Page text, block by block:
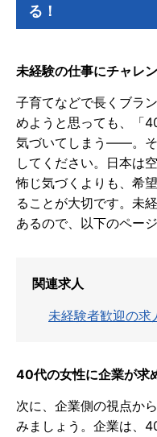
る！
未経験の仕事にチャレ
子育てなどで長くブラ
めようと思っても、「
気づいてしまう――。そ
してください。日本は
怖じ気づくよりも、希
ることが大切です。未
あるので、以下のペー
関連求人
未経験者歓迎の求
40代の女性に企業が求
次に、企業側の視点か
みましょう。企業は、